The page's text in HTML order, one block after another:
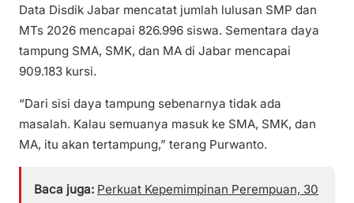
Data Disdik Jabar mencatat jumlah lulusan SMP dan
MTs 2026 mencapai 826.996 siswa. Sementara daya
tampung SMA, SMK, dan MA di Jabar mencapai
909.183 kursi.
“Dari sisi daya tampung sebenarnya tidak ada
masalah. Kalau semuanya masuk ke SMA, SMK, dan
MA, itu akan tertampung,” terang Purwanto.
Baca juga: Perkuat Kepemimpinan Perempuan, 30